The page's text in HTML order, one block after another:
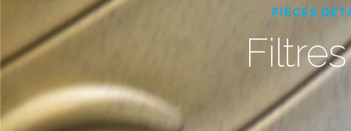
PIÈCES